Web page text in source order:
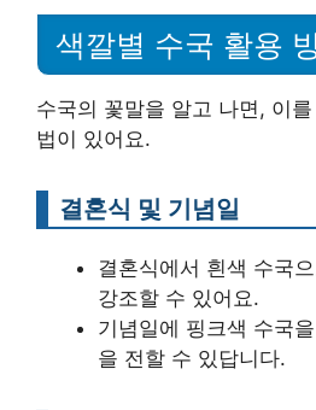
색깔별 수국 활용
수국의 꽃말을 알고 나면, 이
법이 있어요.
결혼식 및 기념일
결혼식에서 흰색 수국
강조할 수 있어요.
기념일에 핑크색 수국
을 전할 수 있답니다.